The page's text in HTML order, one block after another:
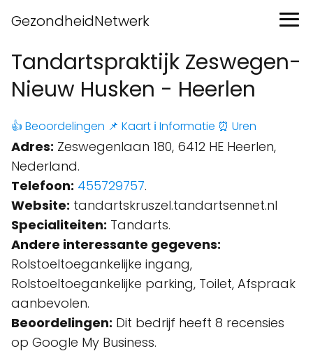
GezondheidNetwerk
Tandartspraktijk Zeswegen-
Nieuw Husken - Heerlen
👍 Beoordelingen 📌 Kaart ℹ️ Informatie ⏰ Uren
Adres: Zeswegenlaan 180, 6412 HE Heerlen,
Nederland.
Telefoon: 455729757.
Website: tandartskruszel.tandartsennet.nl
Specialiteiten: Tandarts.
Andere interessante gegevens:
Rolstoeltoegankelijke ingang,
Rolstoeltoegankelijke parking, Toilet, Afspraak
aanbevolen.
Beoordelingen: Dit bedrijf heeft 8 recensies
op Google My Business.